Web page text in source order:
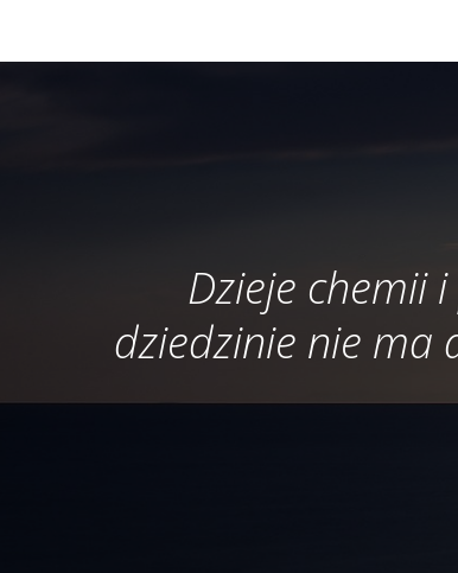
Dzieje chemii
dziedzinie nie ma